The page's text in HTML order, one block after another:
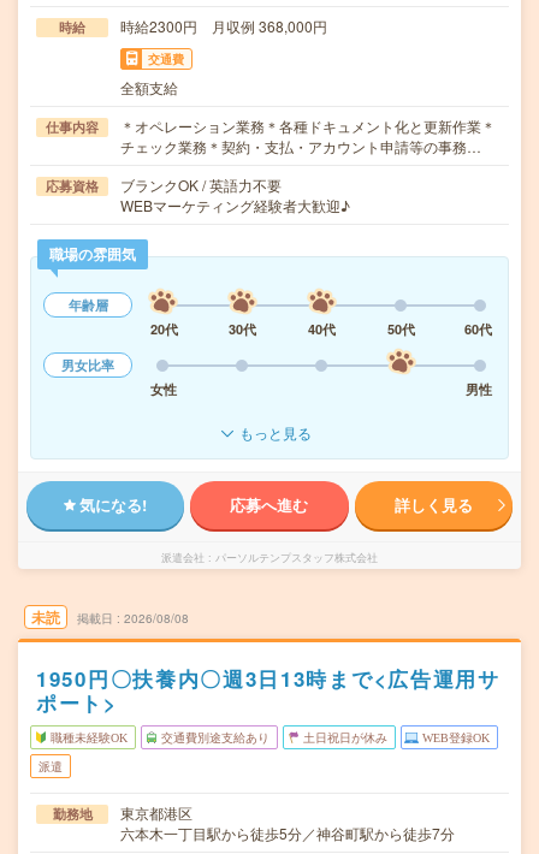
時給 時給2300円 月収例 368,000円
交通費
全額支給
仕事内容
＊オペレーション業務＊各種ドキュメント化と更新作業＊
チェック業務＊契約・支払・アカウント申請等の事務…
応募資格
ブランクOK / 英語力不要
WEBマーケティング経験者大歓迎♪
職場の雰囲気
年齢層
20代
30代 40代 50代
60代
男女比率
女性
男性
もっと見る
気になる! 応募へ進む 詳しく見る
派遣会社 パーソルテンプスタッフ株式会社
未読 掲載日 2026/08/08
1950円〇扶養内〇週3日13時まで<広告運用サ
ポート>
職種未経験OK 交通費別途支給あり 土日祝日が休み WEB登録OK
派遣
勤務地
東京都港区
六本木一丁目駅から徒歩5分／神谷町駅から徒歩7分